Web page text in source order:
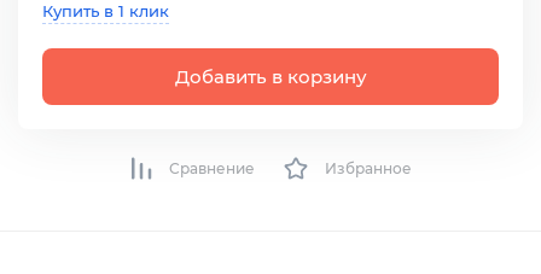
Купить в 1 клик
Добавить в корзину
Сравнение Избранное